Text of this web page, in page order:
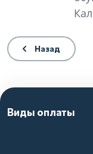
Назад
Виды оплаты